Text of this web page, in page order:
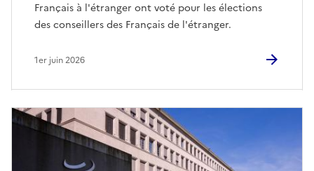
Français à l'étranger ont voté pour les élections
des conseillers des Français de l'étranger.
1er juin 2026